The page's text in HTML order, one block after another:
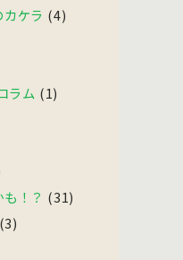
ケラ (4)
ラム (1)
！？ (31)
(3)